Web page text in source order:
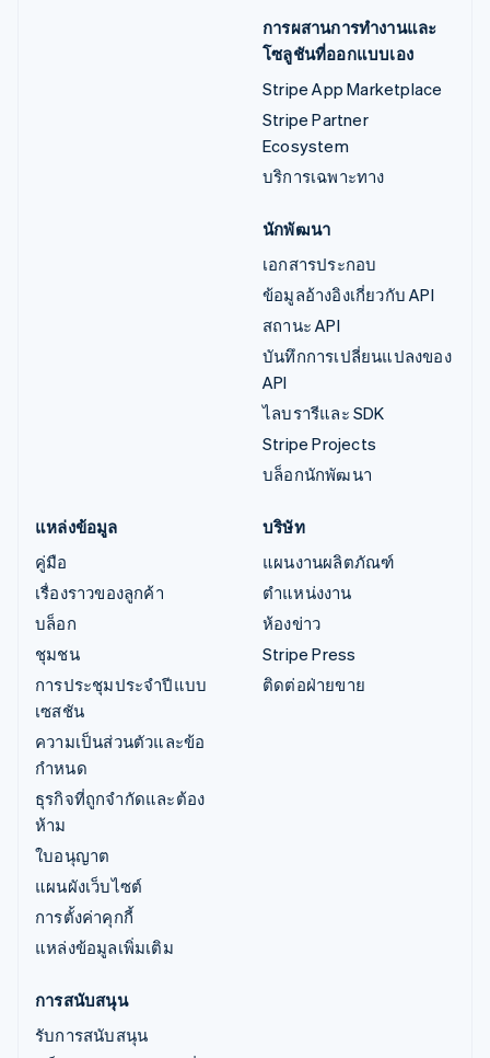
การผสานการทำงานและ
โซลูชันที่ออกแบบเอง
Stripe App Marketplace
Stripe Partner
Ecosystem
บริการเฉพาะทาง
นักพัฒนา
เอกสารประกอบ
ข้อมูลอ้างอิงเกี่ยวกับ API
สถานะ API
บันทึกการเปลี่ยนแปลงของ
API
ไลบรารีและ SDK
Stripe Projects
บล็อกนักพัฒนา
แหล่งข้อมูล
คู่มือ
เรื่องราวของลูกค้า
บล็อก
ชุมชน
การประชุมประจำปีแบบ
เซสชัน
ความเป็นส่วนตัวและข้อ
กำหนด
ธุรกิจที่ถูกจำกัดและต้อง
ห้าม
ใบอนุญาต
แผนผังเว็บไซต์
การตั้งค่าคุกกี้
แหล่งข้อมูลเพิ่มเติม
บริษัท
แผนงานผลิตภัณฑ์
ตำแหน่งงาน
ห้องข่าว
Stripe Press
ติดต่อฝ่ายขาย
การสนับสนุน
รับการสนับสนุน